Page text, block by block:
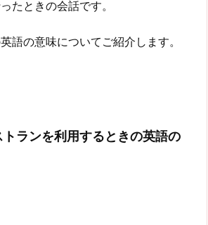
たときの会話です。
語の意味についてご紹介します。
ランを利用するときの英語の